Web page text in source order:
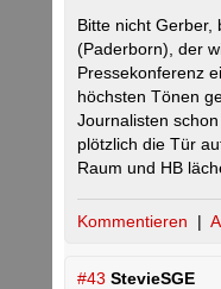
Bitte nicht Gerber,
(Paderborn), der
Pressekonferenz
höchsten Tönen
Journalisten
plötzlich die Tür
Raum und HB
Kommentieren |
#43 StevieSGE